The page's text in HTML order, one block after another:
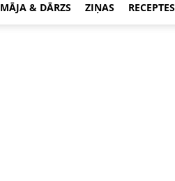
MĀJA & DĀRZS ZIŅAS RECEPTES